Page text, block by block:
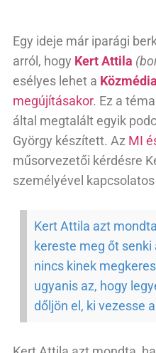
Egy ideje már iparági
arról, hogy Kert Attila
esélyes lehet a Közmédia
megújításakor. Ez a
által megtalált egyik
György készített. Az MI
műsorvezetői kérdésre
személyével
Kert Attila azt
kereste meg őt
nincs kinek
ugyanis az, hogy
dőljön el, ki vezesse